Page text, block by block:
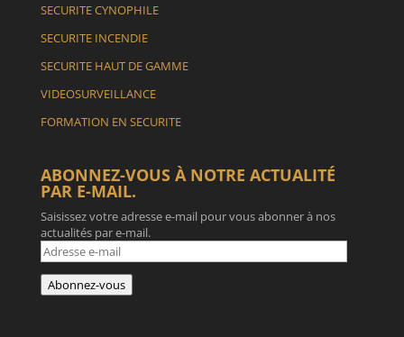
SECURITE CYNOPHILE
SECURITE INCENDIE
SECURITE HAUT DE GAMME
VIDEOSURVEILLANCE
FORMATION EN SECURITE
ABONNEZ-VOUS À NOTRE ACTUALITÉ
PAR E-MAIL.
Saisissez votre adresse e-mail pour vous abonner à nos
actualités par e-mail.
Adresse
e-
mail
Abonnez-vous